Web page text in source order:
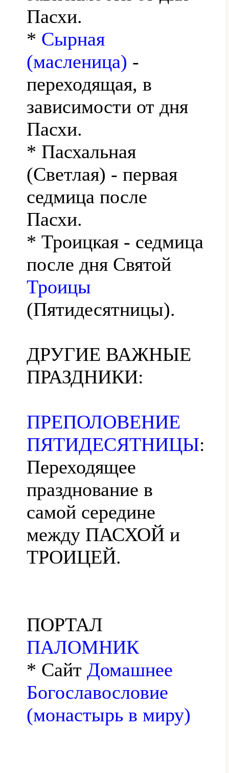
Пасхи.
* Сырная
(масленица) -
переходящая, в
зависимости от дня
Пасхи.
* Пасхальная
(Светлая) - первая
седмица после
Пасхи.
* Троицкая - седмица
после дня Святой
Троицы
(Пятидесятницы).
ДРУГИЕ ВАЖНЫЕ
ПРАЗДНИКИ:
ПРЕПОЛОВЕНИЕ
ПЯТИДЕСЯТНИЦЫ:
Переходящее
празднование в
самой середине
между ПАСХОЙ и
ТРОИЦЕЙ.
ПОРТАЛ
ПАЛОМНИК
* Сайт Домашнее
Богославословие
(монастырь в миру)